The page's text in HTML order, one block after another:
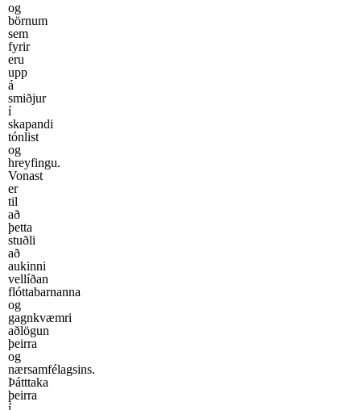
og
börnum
sem
fyrir
eru
upp
á
smiðjur
í
skapandi
tónlist
og
hreyfingu.
Vonast
er
til
að
þetta
stuðli
að
aukinni
vellíðan
flóttabarnanna
og
gagnkvæmri
aðlögun
þeirra
og
nærsamfélagsins.
Þátttaka
þeirra